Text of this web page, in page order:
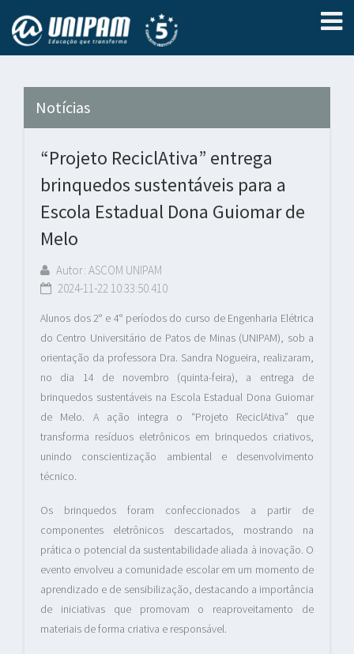
Notícias
“Projeto ReciclAtiva” entrega
brinquedos sustentáveis para a
Escola Estadual Dona Guiomar de
Melo
Autor: ASCOM UNIPAM
2024-11-22 10:33:50.410
Alunos dos 2° e 4° períodos do curso de Engenharia Elétrica
do Centro Universitário de Patos de Minas (UNIPAM), sob a
orientação da professora Dra. Sandra Nogueira, realizaram,
no dia 14 de novembro (quinta-feira), a entrega de
brinquedos sustentáveis na Escola Estadual Dona Guiomar
de Melo. A ação integra o “Projeto ReciclAtiva” que
transforma resíduos eletrônicos em brinquedos criativos,
unindo conscientização ambiental e desenvolvimento
técnico.
Os brinquedos foram confeccionados a partir de
componentes eletrônicos descartados, mostrando na
prática o potencial da sustentabilidade aliada à inovação. O
evento envolveu a comunidade escolar em um momento de
aprendizado e de sensibilização, destacando a importância
de iniciativas que promovam o reaproveitamento de
materiais de forma criativa e responsável.